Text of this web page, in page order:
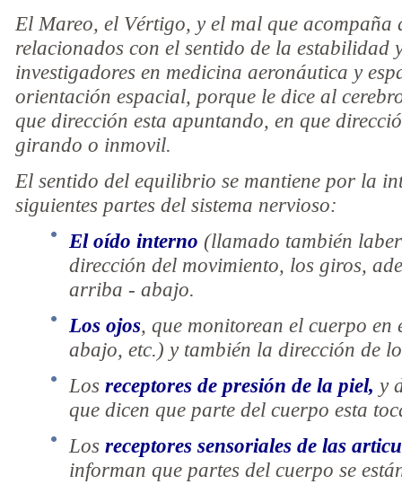
El Mareo, el Vértigo, y el mal que acompaña
relacionados con el sentido de la estabilidad
investigadores en medicina aeronáutica y
orientación espacial, porque le dice al
que dirección esta apuntando, en que
girando o inmovil.
El sentido del equilibrio se mantiene por la
siguientes partes del sistema nervioso:
El oído interno (llamado también
dirección del movimiento, los giros,
arriba - abajo.
Los ojos, que monitorean el cuerpo
abajo, etc.) y también la dirección de
Los receptores de presión de la piel, y
que dicen que parte del cuerpo esta
Los receptores sensoriales de las
informan que partes del cuerpo se